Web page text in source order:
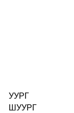
УУРГ
ШУУРГ